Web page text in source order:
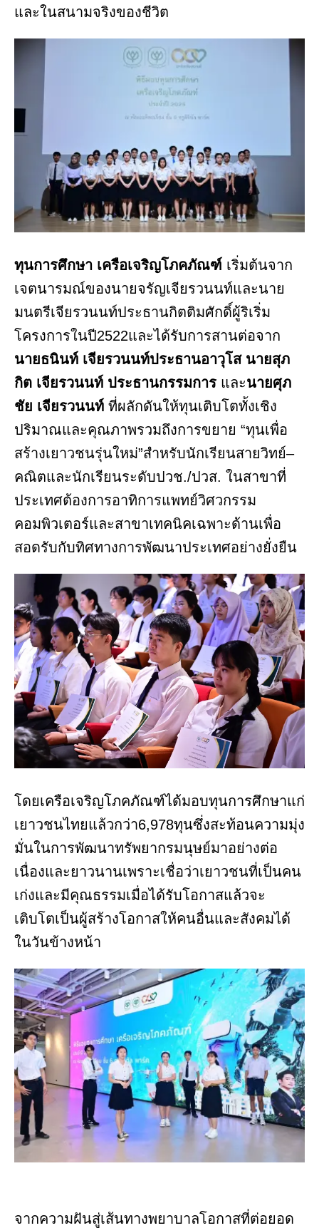
และในสนามจริงของชีวิต
ทุนการศึกษา เครือเจริญโภคภัณฑ์ เริ่มต้นจาก
เจตนารมณ์ของนายจรัญเจียรวนนท์และนาย
มนตรีเจียรวนนท์ประธานกิตติมศักดิ์ผู้ริเริ่ม
โครงการในปี2522และได้รับการสานต่อจาก
นายธนินท์ เจียรวนนท์ประธานอาวุโส นายสุภ
กิต เจียรวนนท์ ประธานกรรมการ และนายศุภ
ชัย เจียรวนนท์ ที่ผลักดันให้ทุนเติบโตทั้งเชิง
ปริมาณและคุณภาพรวมถึงการขยาย “ทุนเพื่อ
สร้างเยาวชนรุ่นใหม่”สำหรับนักเรียนสายวิทย์–
คณิตและนักเรียนระดับปวช./ปวส. ในสาขาที่
ประเทศต้องการอาทิการแพทย์วิศวกรรม
คอมพิวเตอร์และสาขาเทคนิคเฉพาะด้านเพื่อ
สอดรับกับทิศทางการพัฒนาประเทศอย่างยั่งยืน
โดยเครือเจริญโภคภัณฑ์ได้มอบทุนการศึกษาแก่
เยาวชนไทยแล้วกว่า6,978ทุนซึ่งสะท้อนความมุ่ง
มั่นในการพัฒนาทรัพยากรมนุษย์มาอย่างต่อ
เนื่องและยาวนานเพราะเชื่อว่าเยาวชนที่เป็นคน
เก่งและมีคุณธรรมเมื่อได้รับโอกาสแล้วจะ
เติบโตเป็นผู้สร้างโอกาสให้คนอื่นและสังคมได้
ในวันข้างหน้า
จากความฝันสู่เส้นทางพยาบาลโอกาสที่ต่อยอด